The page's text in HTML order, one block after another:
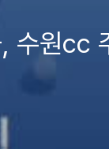
수원cc